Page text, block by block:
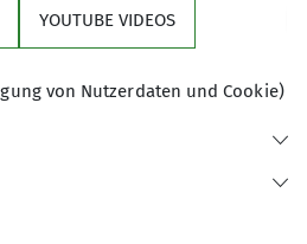
e.V.
YOUTUBE VIDEOS
von Nutzerdaten und Cookie)